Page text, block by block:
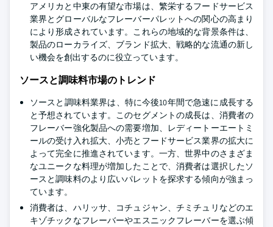
アメリカと中東の有望な市場は、繁栄するフードサービス
業界とグローバルなフレーバーパレットへの関心の高まり
により形成されています。これらの地域的な背景条件は、
製品のローカライズ、ブランド拡大、戦略的な流通の新し
い機会を創出するのに役立っています。
ソースと調味料市場のトレンド
ソースと調味料業界は、特に今後10年間で急速に成長する
と予想されています。このセグメントの成長は、消費者の
フレーバー強化製品への需要増加、レディートーエートミ
ールの受け入れ拡大、小売とフードサービス業界の拡大に
よって完全に推進されています。一方、世界中のさまざま
なユニークな料理が増加したことで、消費者は選択したソ
ースと調味料のより広いパレットを探求する傾向が強まっ
ています。
消費者は、ハリッサ、コチュジャン、チミチュリなどのエ
キゾチックなフレーバーやエスニックフレーバーを選ぶ傾